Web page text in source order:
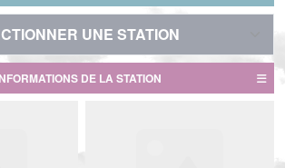
STATION UNE STATION
DE LA STATION